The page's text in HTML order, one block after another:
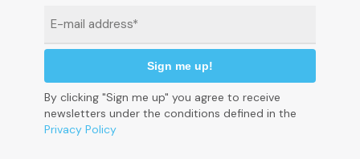
By clicking "Sign me up" you agree to receive
newsletters under the conditions defined in the
Privacy Policy